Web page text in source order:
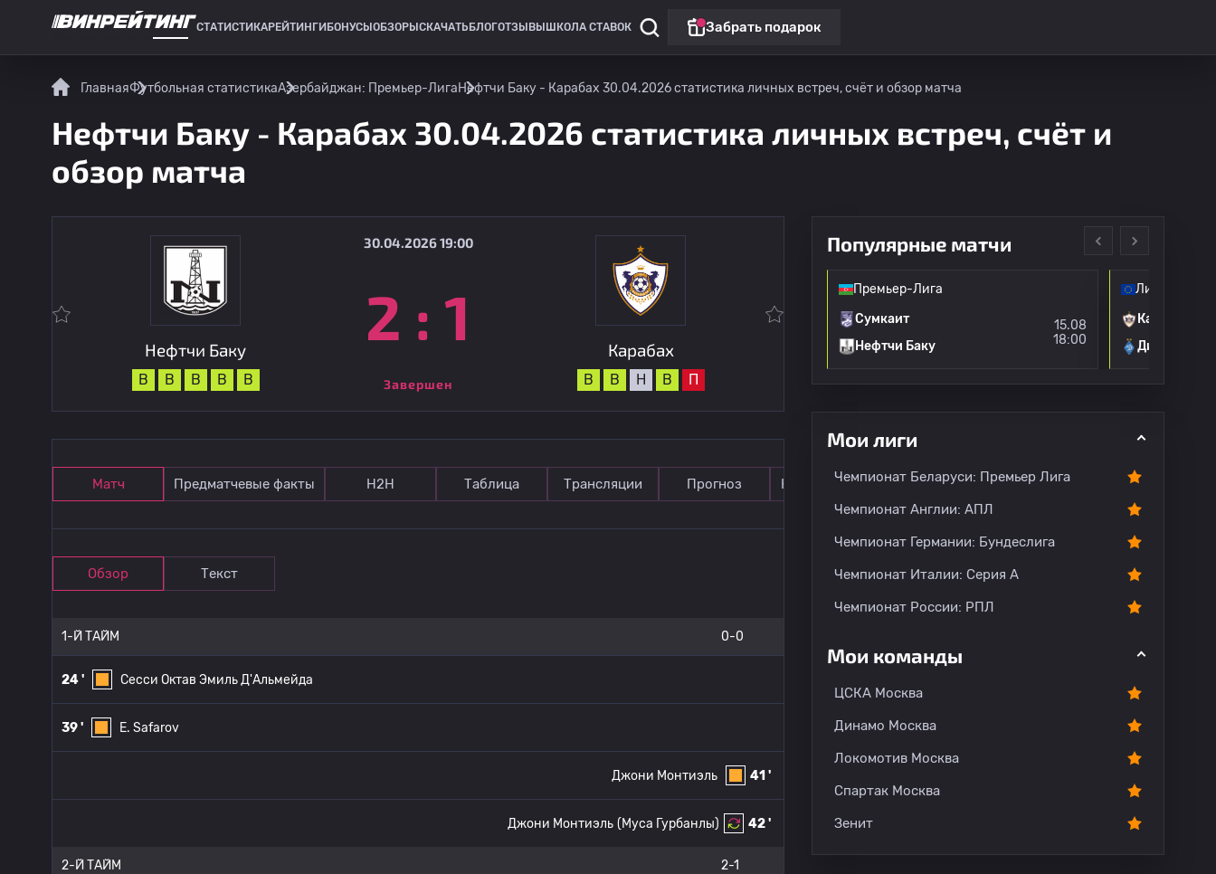
СТАТИСТИКАРЕЙТИНГИ БОНУСЫ ОБЗОРЫ СКАЧАТЬ БЛОГОТЗЫВЫ ШКОЛА СТАВОК Забрать подарок
ГлавнаяФутбольная статистикаАзербайджан: Премьер-ЛигаНефтчи Баку - Карабах 30.04.2026 статистика личных встреч, счёт и обзор матча
Нефтчи Баку - Карабах 30.04.2026 статистика личных встреч, счёт и
обзор матча
Нефтчи Баку
В В В В В
30.04.2026 19:00
2 : 1
Завершен
Карабах
В В Н В П
Матч Предматчевые факты Н2Н Таблица Трансляции Прогноз Комментарии
Обзор Текст
1-Й ТАЙМ 0-0
24 ' Сесси Октав Эмиль Д'Альмейда
39 ' E. Safarov
41 '
Джони Монтиэль
42 '
(Муса Гурбанлы)
Джони Монтиэль
2-Й ТАЙМ 2-1
Популярные матчи
Премьер-Лига
Шамахи
15.08
Премьер-Лига
Сумкаит
Нефтчи Баку
15.08
18:00
Лига
Карабах
Динамо
Мои лиги
Чемпионат Беларуси: Премьер Лига
Чемпионат Англии: АПЛ
Чемпионат Германии: Бундеслига
Чемпионат Италии: Серия А
Чемпионат России: РПЛ
Мои команды
ЦСКА Москва
Динамо Москва
Локомотив Москва
Спартак Москва
Зенит